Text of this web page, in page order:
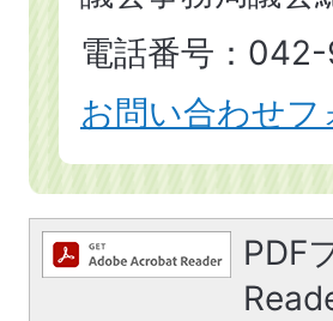
電話番号：
お問い合わせフ
PDF